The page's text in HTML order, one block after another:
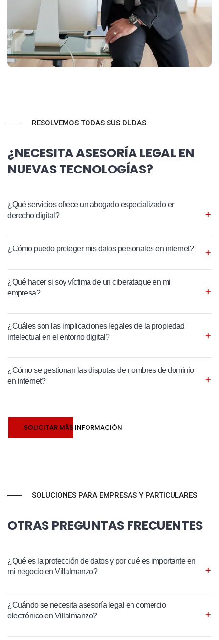
RESOLVEMOS TODAS SUS DUDAS
¿NECESITA ASESORÍA LEGAL EN
NUEVAS TECNOLOGÍAS?
¿Qué servicios ofrece un abogado especializado en
derecho digital?
¿Cómo puedo proteger mis datos personales en internet?
¿Qué hacer si soy víctima de un ciberataque en mi
empresa?
¿Cuáles son las implicaciones legales de la propiedad
intelectual en el entorno digital?
¿Cómo se gestionan las disputas de nombres de dominio
en internet?
SOLICITAR MÁS INFORMACIÓN
SOLUCIONES PARA EMPRESAS Y PARTICULARES
OTRAS PREGUNTAS FRECUENTES
¿Qué es la protección de datos y por qué es importante en
mi negocio en Villalmanzo?
¿Cuándo se necesita asesoría legal en comercio
electrónico en Villalmanzo?